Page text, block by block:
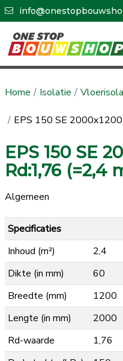
Home Isolatie
EPS 150 SE
EPS 150 SE
Rd:1,76 (=2,4
Algemeen
Specificaties
Inhoud (m²)
2,4
Dikte (in mm)
60
Breedte (mm)
1200
Lengte (in mm)
2000
Rd-waarde
1,76